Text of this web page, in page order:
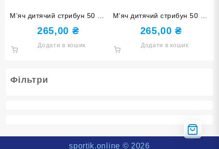
Фільтри
М’яч дитячий стрибун 50 см
з ручкою синій 4-D50-azure
265,00 ₴
Додати в кошик
М’яч дитячий стрибун 50 см
з ріжками синій 3-D50-azure
265,00₴
Додати в кошик
sportik.online © 2026